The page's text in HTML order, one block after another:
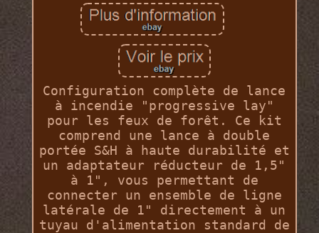
Configuration complète de lance
à incendie "progressive lay"
pour les feux de forêt. Ce kit
comprend une lance à double
portée S&H à haute durabilité et
un adaptateur réducteur de 1,5"
à 1", vous permettant de
connecter un ensemble de ligne
latérale de 1" directement à un
tuyau d'alimentation standard de